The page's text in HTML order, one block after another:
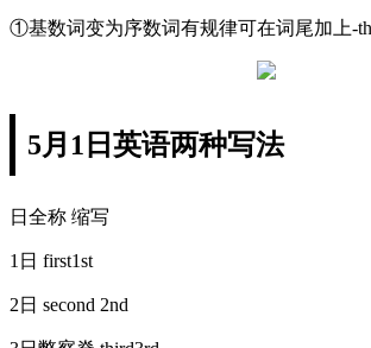
①基数词变为序数词有规律可在词尾加上-th
5月1日英语两种写法
日全称 缩写
1日 first1st
2日 second 2nd